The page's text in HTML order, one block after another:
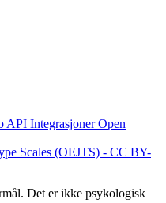
API IntegrasjonerOpen
Scales (OEJTS) - CC BY-
Det er ikke psykologisk